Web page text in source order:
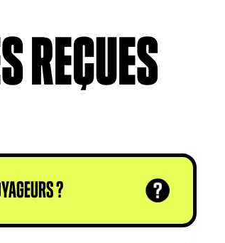
REÇUES
?
ne permettra pas